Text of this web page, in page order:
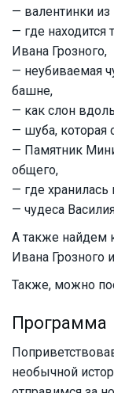
— валентинки
— где
Ивана Грозного,
— неубиваемая
башне,
— как слон
— шуба, которая
— Памятник
общего,
— где хранилась
— чудеса
А также найдем
Ивана Грозного
Также, можно
Программа
необычной